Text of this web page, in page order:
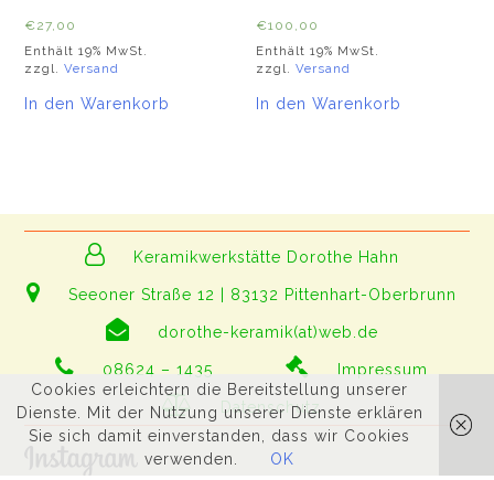
€27,00
Enthält 19% MwSt.
zzgl.Versand
In den Warenkorb
€100,00
Enthält 19% MwSt.
zzgl.Versand
In den Warenkorb
Keramikwerkstätte Dorothe Hahn
Seeoner Straße 12 | 83132 Pittenhart-Oberbrunn
dorothe-keramik(at)web.de
08624 – 1435 Impressum
Datenschutz
Cookies erleichtern die Bereitstellung unserer
Dienste. Mit der Nutzung unserer Dienste erklären
Sie sich damit einverstanden, dass wir Cookies
verwenden.
OK